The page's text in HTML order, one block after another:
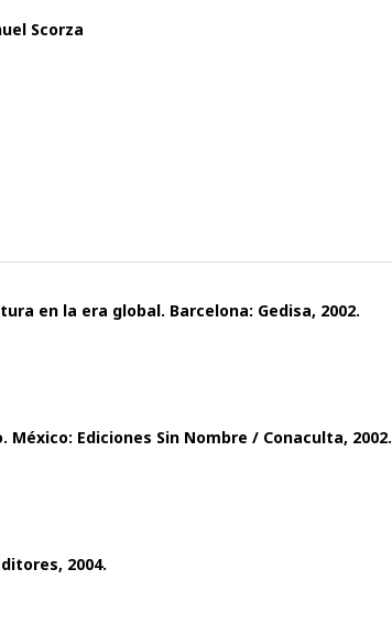
Scorza
en la era global. Barcelona: Gedisa, 2002.
Ediciones Sin Nombre / Conaculta, 2002.
2004.